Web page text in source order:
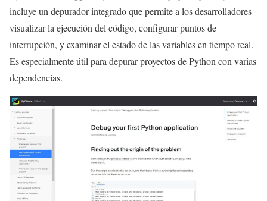
incluye un depurador integrado que permite a los desarrolladores
visualizar la ejecución del código, configurar puntos de
interrupción, y examinar el estado de las variables en tiempo real.
Es especialmente útil para depurar proyectos de Python con varias
dependencias.